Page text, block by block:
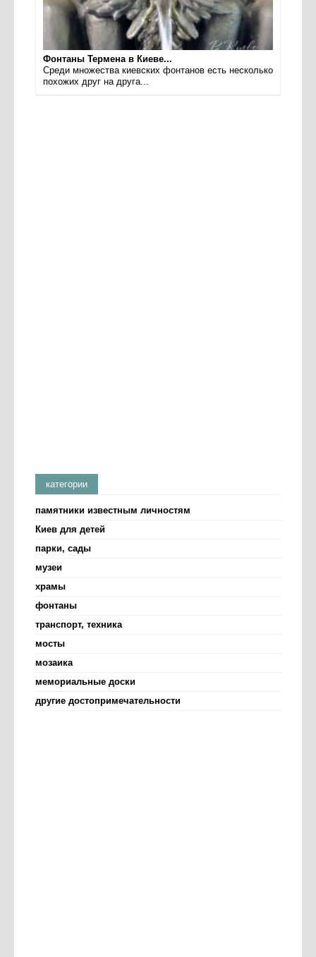
Фонтаны Термена в Киеве...
Среди множества киевских фонтанов есть несколько
похожих друг на друга...
категории
памятники известным личностям
Киев для детей
парки, сады
музеи
храмы
фонтаны
транспорт, техника
мосты
мозаика
мемориальные доски
другие достопримечательности